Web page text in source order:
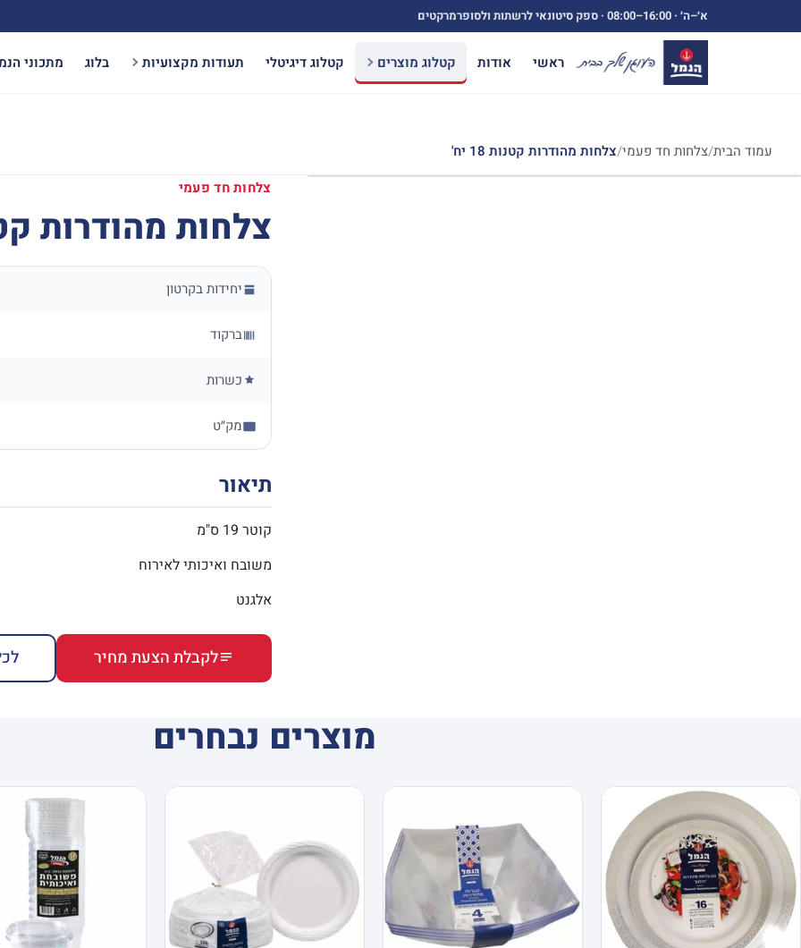
לתוכן
א׳–ה׳ · 08:00–16:00 · ספק סיטונאי לרשתות ולסופרמרקטים
ראשי אודות קטלוג מוצרים קטלוג דיגיטלי תעודות מקצועיות בלוג מתכוני
עמוד הבית/צלחות חד פעמי/צלחות מהודרות קטנות 18 יח'
צלחות חד פעמי
צלחות מהודרות
יחידות בקרטון
ברקוד
כשרות
מק״ט
תיאור
קוטר 19 ס"מ
משובח ואיכותי לאירוח
אלגנט
לקבלת הצעת מחיר
מוצרים נבחרים